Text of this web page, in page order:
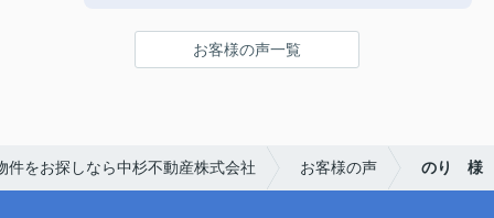
お客様の声一覧
件をお探しなら中杉不動産株式会社 お客様の声 のり 様